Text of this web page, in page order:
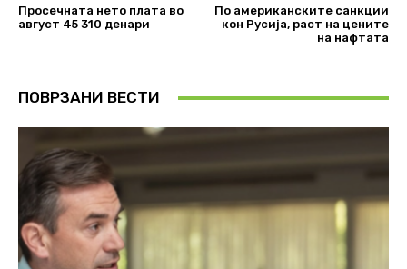
Просечната нето плата во
август 45 310 денари
По американските санкции
кон Русија, раст на цените
на нафтата
ПОВРЗАНИ ВЕСТИ